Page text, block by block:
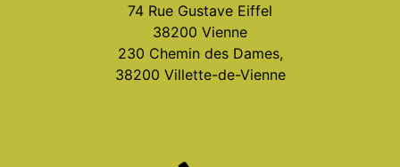
74 Rue Gustave Eiffel
38200 Vienne
230 Chemin des Dames,
38200 Villette-de-Vienne